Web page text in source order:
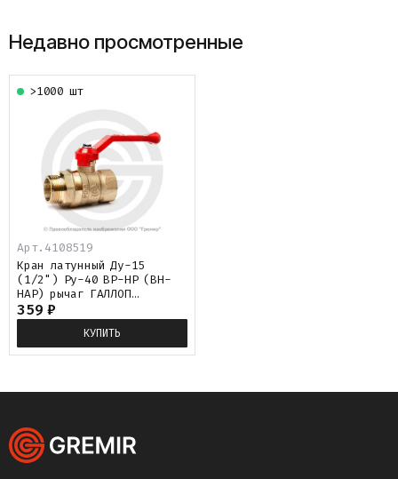
Недавно просмотренные
Арт. 4108519
>1000 шт
Кран латунный Ду-15
(1/2") Ру-40 ВР-НР (ВН-
НАР) рычаг ГАЛЛОП
Стандарт 221
359 ₽
КУПИТЬ